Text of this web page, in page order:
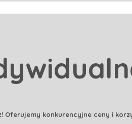
konkurencyjne ceny i